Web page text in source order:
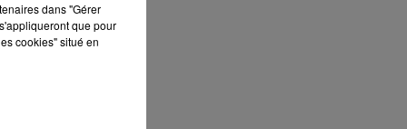
dans "Gérer
que pour
cookies" situé en